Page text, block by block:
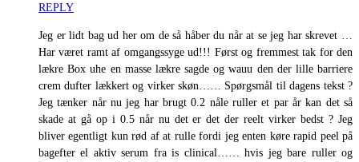
REPLY
Jeg er lidt bag ud her om de så håber du når at se jeg har skrevet …
Har været ramt af omgangssyge ud!!! Først og fremmest tak for den
lækre Box uhe en masse lækre sagde og wauu den der lille barriere
crem dufter lækkert og virker skøn…… Spørgsmål til dagens tekst ?
Jeg tænker når nu jeg har brugt 0.2 nåle ruller et par år kan det så
skade at gå op i 0.5 når nu det er det der reelt virker bedst ? Jeg
bliver egentligt kun rød af at rulle fordi jeg enten køre rapid peel på
bagefter el aktiv serum fra is clinical…… hvis jeg bare ruller og